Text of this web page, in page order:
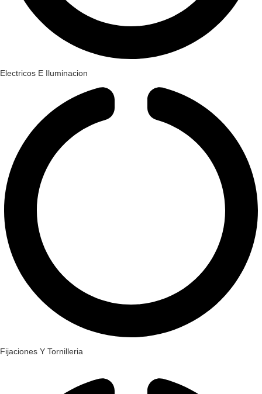
Electricos E Iluminacion
Fijaciones Y Tornilleria